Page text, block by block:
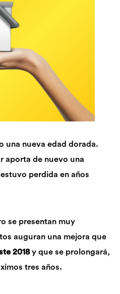
una nueva edad dorada.
aporta de nuevo una
perdida en años
se presentan muy
auguran una mejora que
2018y que se prolongará,
tres años.